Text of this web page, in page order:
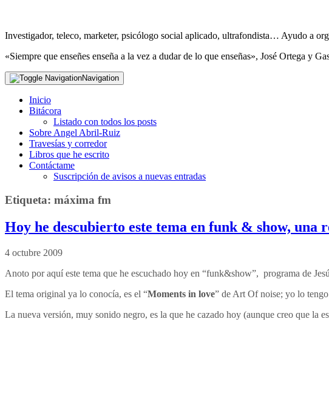
Investigador, teleco, marketer, psicólogo social aplicado, ultrafondista… Ayudo a
«Siempre que enseñes enseña a la vez a dudar de lo que enseñas», José Ortega y
Navigation
Inicio
Bitácora
Listado con todos los posts
Sobre Angel Abril-Ruiz
Travesías y corredor
Libros que he escrito
Contáctame
Suscripción de avisos a nuevas entradas
Etiqueta: máxima fm
Hoy he descubierto este tema en funk & show,
4 octubre 2009
Anoto por aquí este tema que he escuchado hoy en “funk&show”, programa de
El tema original ya lo conocía, es el “Moments in love” de Art Of noise; yo lo
La nueva versión, muy sonido negro, es la que he cazado hoy (aunque creo que la